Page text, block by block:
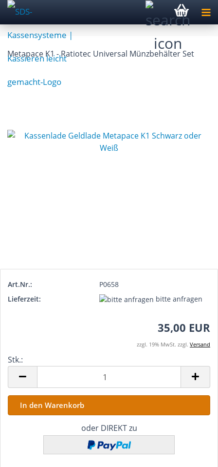
Metapace K1 - Ratiotec Universal Münzbehälter Set
Art.Nr.:
P0658
Lieferzeit:
bitte anfragen
35,00 EUR
zzgl. 19% MwSt. zzgl. Versand
Stk.:
oder DIREKT zu